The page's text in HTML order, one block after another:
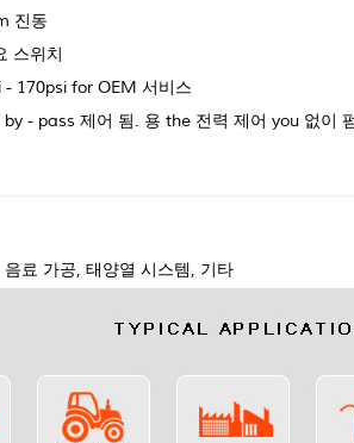
진동
스위치
170psi for OEM 서비스
- pass 제어 됨. 용 the 전력 제어 you 없이
료 가공, 태양열 시스템, 기타